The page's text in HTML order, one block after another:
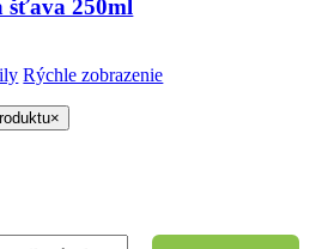
šťava 250ml
Rýchle zobrazenie
×